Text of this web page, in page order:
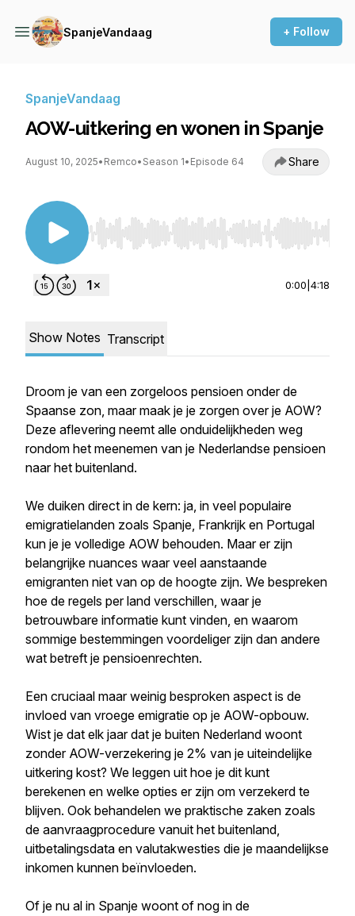
SpanjeVandaag + Follow
SpanjeVandaag
AOW-uitkering en wonen in Spanje
August 10, 2025• Remco• Season 1• Episode 64 Share
Use Left/Right to seek, Home/End to jump to
0:00 4:18
Show Notes Transcript
Droom je van een zorgeloos pensioen onder de
Spaanse zon, maar maak je je zorgen over je AOW?
Deze aflevering neemt alle onduidelijkheden weg
rondom het meenemen van je Nederlandse pensioen
naar het buitenland.
We duiken direct in de kern: ja, in veel populaire
emigratielanden zoals Spanje, Frankrijk en Portugal
kun je je volledige AOW behouden. Maar er zijn
belangrijke nuances waar veel aanstaande
emigranten niet van op de hoogte zijn. We bespreken
hoe de regels per land verschillen, waar je
betrouwbare informatie kunt vinden, en waarom
sommige bestemmingen voordeliger zijn dan andere
wat betreft je pensioenrechten.
Een cruciaal maar weinig besproken aspect is de
invloed van vroege emigratie op je AOW-opbouw.
Wist je dat elk jaar dat je buiten Nederland woont
zonder AOW-verzekering je 2% van je uiteindelijke
uitkering kost? We leggen uit hoe je dit kunt
berekenen en welke opties er zijn om verzekerd te
blijven. Ook behandelen we praktische zaken zoals
de aanvraagprocedure vanuit het buitenland,
uitbetalingsdata en valutakwesties die je maandelijkse
inkomen kunnen beïnvloeden.
Of je nu al in Spanje woont of nog in de